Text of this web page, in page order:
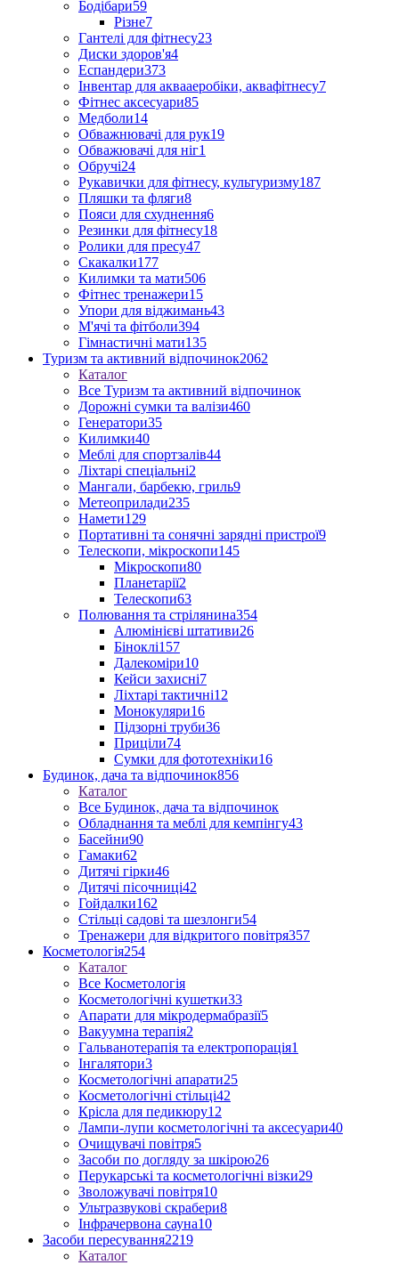
Бодібари59
Різне7
Гантелі для фітнесу23
Диски здоров'я4
Еспандери373
Інвентар для аквааеробіки, аквафітнесу7
Фітнес аксесуари85
Медболи14
Обважнювачі для рук19
Обважювачі для ніг1
Обручі24
Рукавички для фітнесу, культуризму187
Пляшки та фляги8
Пояси для схуднення6
Резинки для фітнесу18
Ролики для пресу47
Скакалки177
Килимки та мати506
Фітнес тренажери15
Упори для віджимань43
М'ячі та фітболи394
Гімнастичні мати135
Туризм та активний відпочинок2062
Каталог
Все Туризм та активний відпочинок
Дорожні сумки та валізи460
Генератори35
Килимки40
Меблі для спортзалів44
Ліхтарі спеціальні2
Мангали, барбекю, гриль9
Метеоприлади235
Намети129
Портативні та сонячні зарядні пристрої9
Телескопи, мікроскопи145
Мікроскопи80
Планетарії2
Телескопи63
Полювання та стрілянина354
Алюмінієві штативи26
Біноклі157
Далекоміри10
Кейси захисні7
Ліхтарі тактичні12
Монокуляри16
Підзорні труби36
Приціли74
Сумки для фототехніки16
Будинок, дача та відпочинок856
Каталог
Все Будинок, дача та відпочинок
Обладнання та меблі для кемпінгу43
Басейни90
Гамаки62
Дитячі гірки46
Дитячі пісочниці42
Гойдалки162
Стільці садові та шезлонги54
Тренажери для відкритого повітря357
Косметологія254
Каталог
Все Косметологія
Косметологічні кушетки33
Апарати для мікродермабразії5
Вакуумна терапія2
Гальванотерапія та електропорація1
Інгалятори3
Косметологічні апарати25
Косметологічні стільці42
Крісла для педикюру12
Лампи-лупи косметологічні та аксесуари40
Очищувачі повітря5
Засоби по догляду за шкірою26
Перукарські та косметологічні візки29
Зволожувачі повітря10
Ультразвукові скрабери8
Інфрачервона сауна10
Засоби пересування2219
Каталог